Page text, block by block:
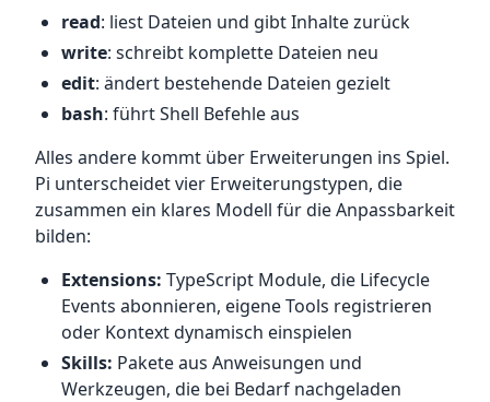
read: liest Dateien und gibt Inhalte zurück
write: schreibt komplette Dateien neu
edit: ändert bestehende Dateien gezielt
bash: führt Shell Befehle aus
Alles andere kommt über Erweiterungen ins Spiel.
Pi unterscheidet vier Erweiterungstypen, die
zusammen ein klares Modell für die Anpassbarkeit
bilden:
Extensions: TypeScript Module, die Lifecycle
Events abonnieren, eigene Tools registrieren
oder Kontext dynamisch einspielen
Skills: Pakete aus Anweisungen und
Werkzeugen, die bei Bedarf nachgeladen